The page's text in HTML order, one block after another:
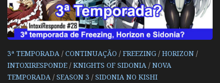
3ª TEMPORADA / CONTINUAÇÃO / FREEZING / HORIZON /
INTOXIRESPONDE / KNIGHTS OF SIDONIA / NOVA
TEMPORADA / SEASON 3 / SIDONIA NO KISHI